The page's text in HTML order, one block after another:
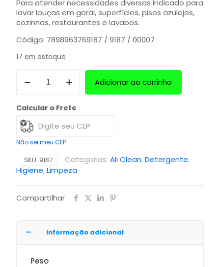
Para atender necessidades diversas indicado para
lavar louças em geral, superfícies, pisos azulejos,
cozinhas, restaurantes e lavabos.
Código: 7898963769187 / 9187 / 00007
17 em estoque
Adicionar ao carrinho
Calcular o Frete
Não sei meu CEP
SKU: 9187 Categorias: Ali Clean,Detergente,
Higiene,Limpeza
Compartilhar
Informação adicional
Peso